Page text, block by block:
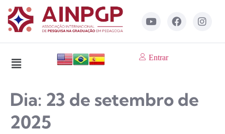
Entrar
Dia: 23 de setembro de
2025